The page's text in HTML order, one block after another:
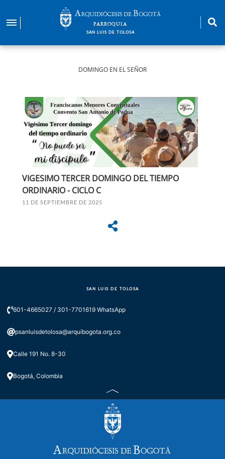
contenido
PARROQUIA
SAN LUIS DE TOLOSA
DOMINGO EN EL SEÑOR
VIGESIMO TERCER DOMINGO DEL TIEMPO
ORDINARIO - CICLO C
11 DE SEPTIEMBRE DE 2025
SAN LUIS DE TOLOSA
601-4665027 / 301-7701619 WhatsApp
psanluisdetolosa@arquibogota.org.co
Calle 191 No. 8-30
Bogotá, Colombia